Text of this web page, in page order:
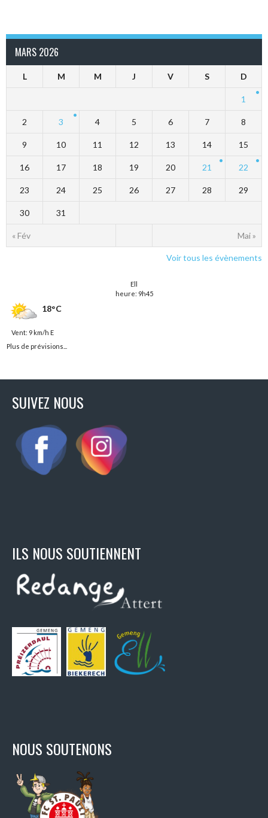
MARS 2026
L M M J V S D
« Fév Mai »
1
2 3 4 5 6 7 8
9 10 11 12 13 14 15
16 17 18 19 20 21 22
23 24 25 26 27 28 29
30 31
Voir tous les évènements
Ell
heure: 9h45
18°C
Vent: 9 km/h E
Plus de prévisions...
SUIVEZ NOUS
ILS NOUS SOUTIENNENT
NOUS SOUTENONS